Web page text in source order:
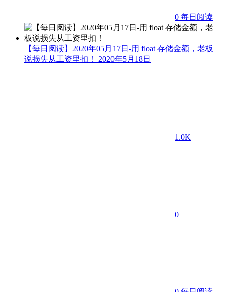
0 每日阅读
【每日阅读】2020年05月17日-用 float 存储金额，老板
说损失从工资里扣！ 2020年5月18日
1.0K
0